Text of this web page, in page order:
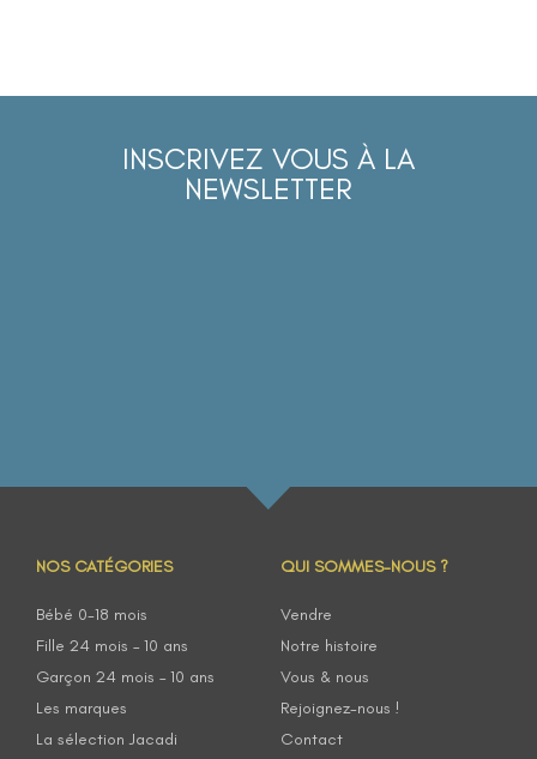
INSCRIVEZ VOUS À LA
NEWSLETTER
NOS CATÉGORIES
Bébé 0-18 mois
Fille 24 mois – 10 ans
Garçon 24 mois – 10 ans
Les marques
La sélection Jacadi
QUI SOMMES-NOUS ?
Vendre
Notre histoire
Vous & nous
Rejoignez-nous !
Contact